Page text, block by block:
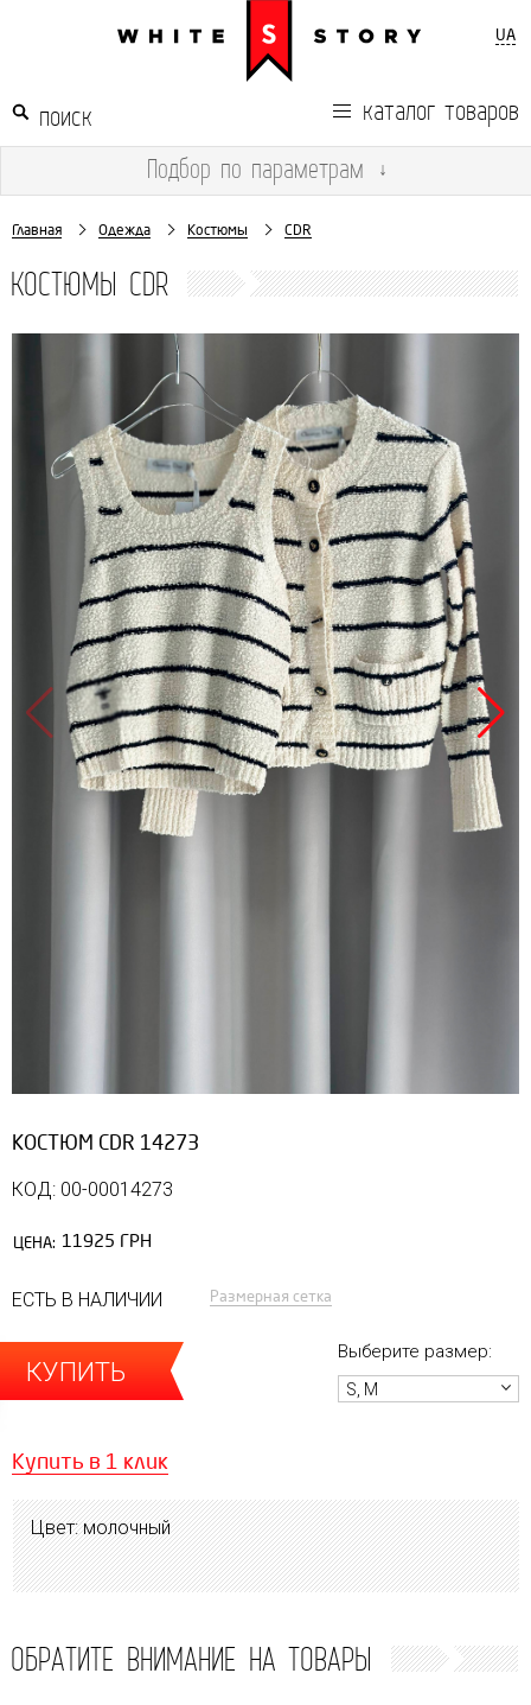
UA
каталог товаров
Подбор по параметрам ↓
Главная Одежда Костюмы CDR
КОСТЮМЫ CDR
КОСТЮМ CDR 14273
КОД: 00-00014273
ЦЕНА: 11925 ГРН
ЕСТЬ В НАЛИЧИИ Размерная сетка
КУПИТЬ
Выберите размер:
S, M
Купить в 1 клик
Цвет: молочный
ОБРАТИТЕ ВНИМАНИЕ НА ТОВАРЫ